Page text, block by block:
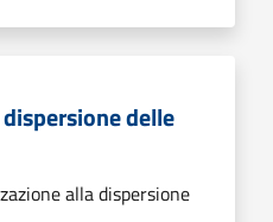
delle
alla dispersione